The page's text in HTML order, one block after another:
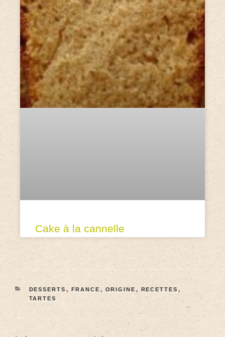
Cake à la cannelle
DESSERTS , FRANCE , ORIGINE , RECETTES ,
TARTES